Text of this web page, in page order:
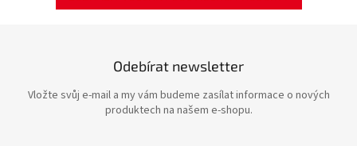
Odebírat newsletter
Vložte svůj e-mail a my vám budeme zasílat informace o nových
produktech na našem e-shopu.